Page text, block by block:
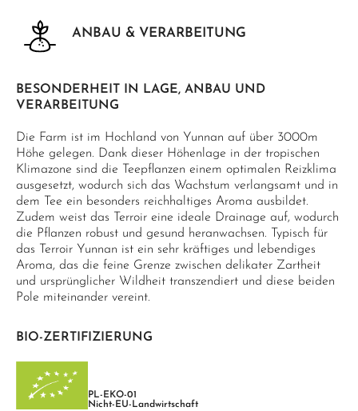
ANBAU & VERARBEITUNG
BESONDERHEIT IN LAGE, ANBAU UND
VERARBEITUNG
Die Farm ist im Hochland von Yunnan auf über 3000m
Höhe gelegen. Dank dieser Höhenlage in der tropischen
Klimazone sind die Teepflanzen einem optimalen Reizklima
ausgesetzt, wodurch sich das Wachstum verlangsamt und in
dem Tee ein besonders reichhaltiges Aroma ausbildet.
Zudem weist das Terroir eine ideale Drainage auf, wodurch
die Pflanzen robust und gesund heranwachsen. Typisch für
das Terroir Yunnan ist ein sehr kräftiges und lebendiges
Aroma, das die feine Grenze zwischen delikater Zartheit
und ursprünglicher Wildheit transzendiert und diese beiden
Pole miteinander vereint.
BIO-ZERTIFIZIERUNG
PL-EKO-01
Nicht-EU-Landwirtschaft